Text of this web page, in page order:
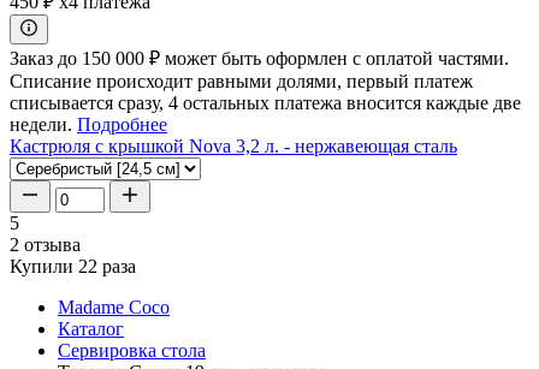
Заказ до 150 000 ₽ может быть оформлен с оплатой частями.
Списание происходит равными долями, первый платеж
списывается сразу, 4 остальных платежа вносится каждые две
недели. Подробнее
Кастрюля с крышкой Nova 3,2 л. - нержавеющая сталь
5
2 отзыва
Купили 22 раза
Madame Coco
Каталог
Сервировка стола